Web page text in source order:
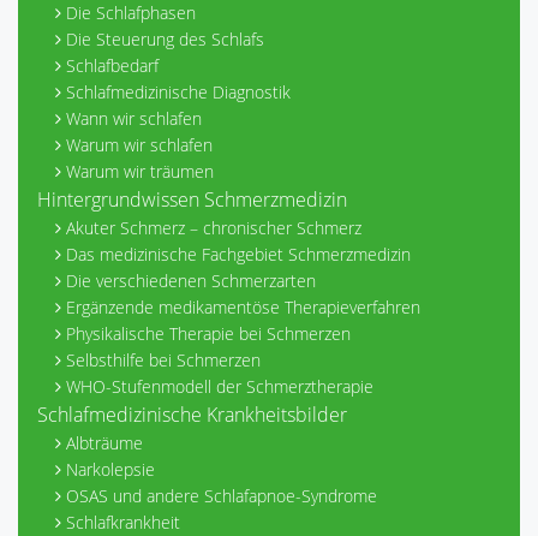
Die Schlafphasen
Die Steuerung des Schlafs
Schlafbedarf
Schlafmedizinische Diagnostik
Wann wir schlafen
Warum wir schlafen
Warum wir träumen
Hintergrundwissen Schmerzmedizin
Akuter Schmerz – chronischer Schmerz
Das medizinische Fachgebiet Schmerzmedizin
Die verschiedenen Schmerzarten
Ergänzende medikamentöse Therapieverfahren
Physikalische Therapie bei Schmerzen
Selbsthilfe bei Schmerzen
WHO-Stufenmodell der Schmerztherapie
Schlafmedizinische Krankheitsbilder
Albträume
Narkolepsie
OSAS und andere Schlafapnoe-Syndrome
Schlafkrankheit